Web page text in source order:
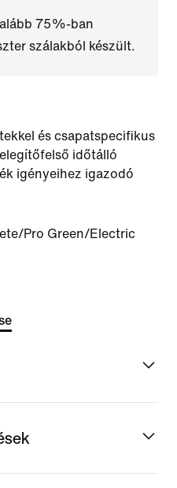
75%-ban
szálakból készült.
és csapatspecifikus
időtálló
igényeihez igazodó
Pro Green/Electric